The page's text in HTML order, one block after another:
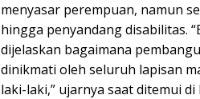
menyasar perempuan, namun
hingga penyandang disabilitas.
dijelaskan bagaimana
dinikmati oleh seluruh lapisan
laki-laki,” ujarnya saat ditemui